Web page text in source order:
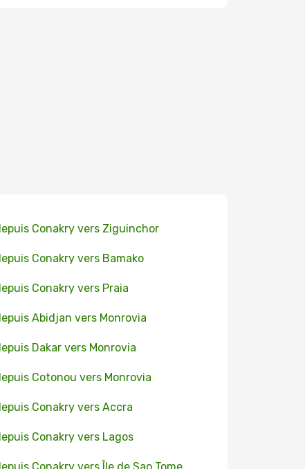
Conakry vers Ziguinchor
Conakry vers Bamako
Conakry vers Praia
Abidjan vers Monrovia
Dakar vers Monrovia
Cotonou vers Monrovia
Conakry vers Accra
Conakry vers Lagos